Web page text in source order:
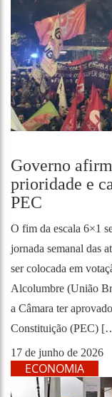
Governo
prioridade e
PEC
O fim da escala 6×1
jornada semanal das
ser colocada em
Alcolumbre (União
a Câmara ter
Constituição (PEC)
17 de junho de 2026
ECONOMIA